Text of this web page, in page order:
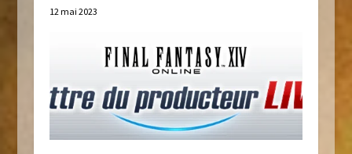
12 mai 2023